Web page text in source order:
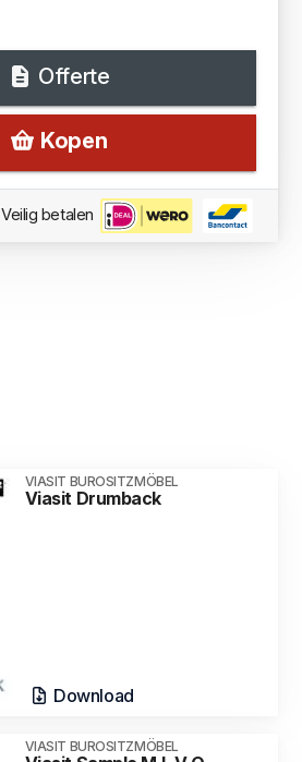
Offerte
Kopen
Veilig betalen
VIASIT BUROSITZMÖBEL
Viasit Drumback
Download
VIASIT BUROSITZMÖBEL